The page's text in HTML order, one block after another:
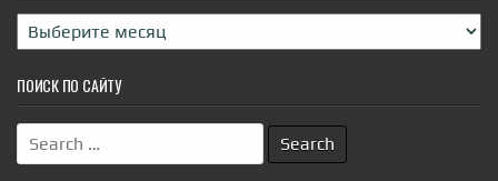
Архивы
ПОИСК ПО САЙТУ
Search
for: